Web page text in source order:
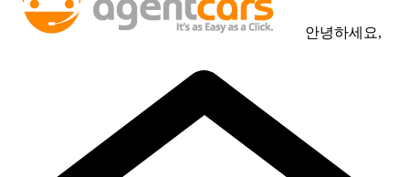
안녕하세요,